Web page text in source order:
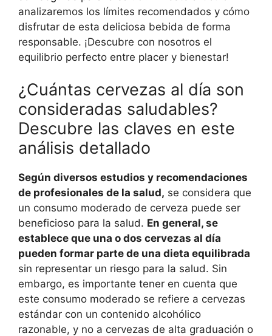
analizaremos los límites recomendados y cómo
disfrutar de esta deliciosa bebida de forma
responsable. ¡Descubre con nosotros el
equilibrio perfecto entre placer y bienestar!
¿Cuántas cervezas al día son
consideradas saludables?
Descubre las claves en este
análisis detallado
Según diversos estudios y recomendaciones
de profesionales de la salud, se considera que
un consumo moderado de cerveza puede ser
beneficioso para la salud. En general, se
establece que una o dos cervezas al día
pueden formar parte de una dieta equilibrada
sin representar un riesgo para la salud. Sin
embargo, es importante tener en cuenta que
este consumo moderado se refiere a cervezas
estándar con un contenido alcohólico
razonable, y no a cervezas de alta graduación o